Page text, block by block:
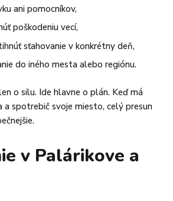
ani pomocníkov,
poškodeniu vecí,
sťahovanie v konkrétny deň,
do iného mesta alebo regiónu.
o silu. Ide hlavne o plán. Keď má
a spotrebič svoje miesto, celý presun
v Palárikove a